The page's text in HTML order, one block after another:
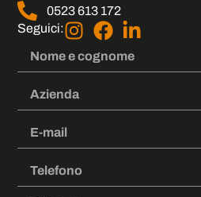
0523 613 172
Seguici: